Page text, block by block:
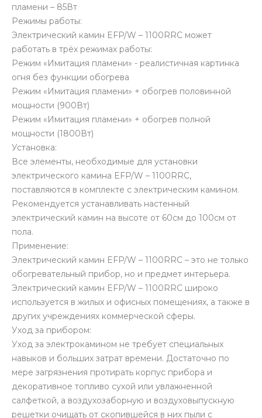
пламени – 85Вт
Режимы работы:
Электрический камин EFP/W – 1100RRC может
работать в трёх режимах работы:
Режим «Имитация пламени» - реалистичная картинка
огня без функции обогрева
Режим «Имитация пламени» + обогрев половинной
мощности (900Вт)
Режим «Имитация пламени» + обогрев полной
мощности (1800Вт)
Установка:
Все элементы, необходимые для установки
электрического камина EFP/W – 1100RRC,
поставляются в комплекте с электрическим камином.
Рекомендуется устанавливать настенный
электрический камин на высоте от 60см до 100см от
пола.
Применение:
Электрический камин EFP/W – 1100RRC – это не только
обогревательный прибор, но и предмет интерьера.
Электрический камин EFP/W – 1100RRC широко
используется в жилых и офисных помещениях, а также в
других учреждениях коммерческой сферы.
Уход за прибором:
Уход за электрокамином не требует специальных
навыков и больших затрат времени. Достаточно по
мере загрязнения протирать корпус прибора и
декоративное топливо сухой или увлажненной
салфеткой, а воздухозаборную и воздуховыпускную
решетки очищать от скопившейся в них пыли с